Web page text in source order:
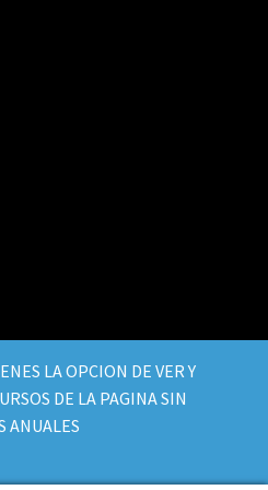
LA OPCION DE VER Y
DE LA PAGINA SIN
ANUALES
Built with WooCommerce